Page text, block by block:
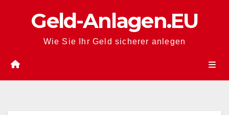
Geld-Anlagen.EU
Wie Sie Ihr Geld sicherer anlegen